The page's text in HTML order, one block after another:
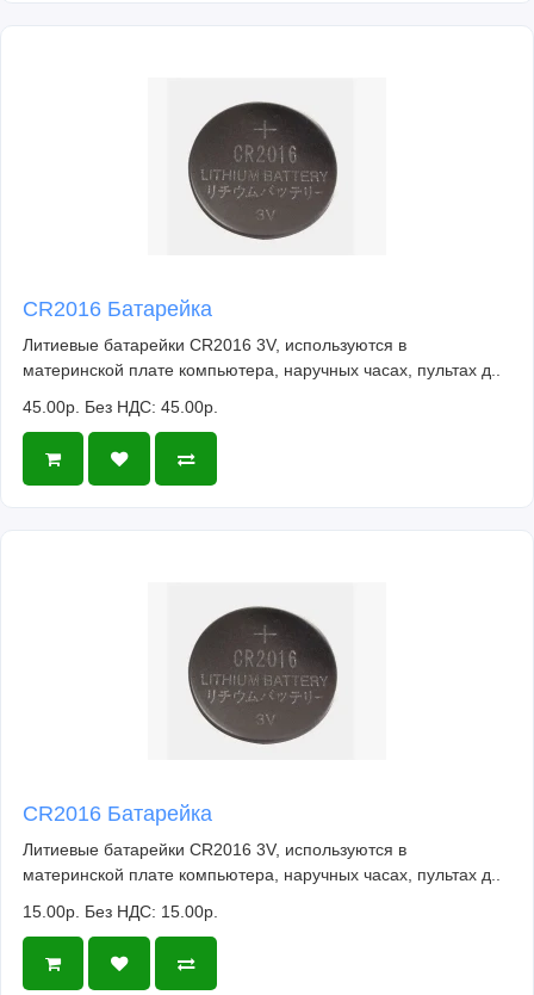
CR2016 Батарейка
Литиевые батарейки CR2016 3V, используются в
материнской плате компьютера, наручных часах, пультах д..
45.00р. Без НДС: 45.00р.
CR2016 Батарейка
Литиевые батарейки CR2016 3V, используются в
материнской плате компьютера, наручных часах, пультах д..
15.00р. Без НДС: 15.00р.